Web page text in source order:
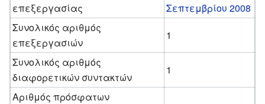
επεξεργασίας
Σεπτεμβρίου 2008
Συνολικός αριθμός
επεξεργασιών
1
Συνολικός αριθμός
διαφορετικών συντακτών
1
Αριθμός πρόσφατων